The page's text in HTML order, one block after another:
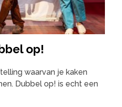
op!
waarvan je kaken
Dubbel op! is echt een